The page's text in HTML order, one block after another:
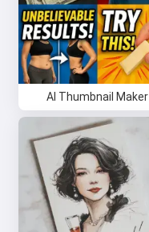
AI Thumbnail Maker